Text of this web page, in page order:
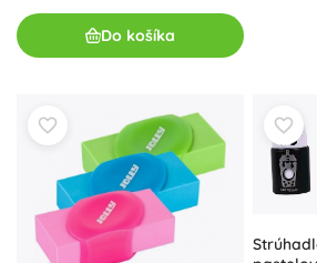
Do košíka